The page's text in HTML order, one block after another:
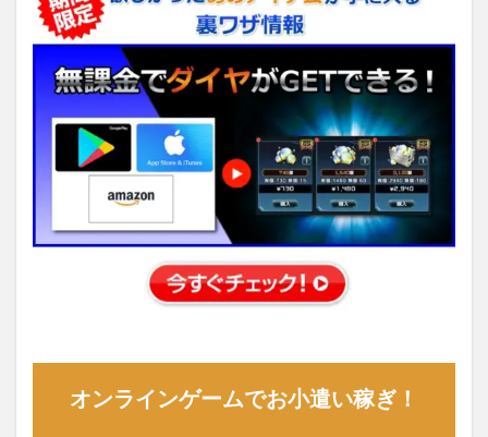
オンラインゲームでお小遣い稼ぎ！